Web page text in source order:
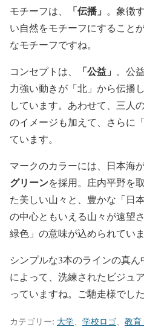
モチーフは、 「伝播」 。象徴
い自然をモチーフにすること
なモチーフですね。
コンセプトは、 「公益」 。公
力強い動きが「北」から伝播
しています。あわせて、三人
のイメージも加えて、さらに
ています。
マークのカラーには、日本海
グリーンを採用。庄内平野を
た美しい山々と、豊かな「日
の中心ともいえる山々が遠望
緑色」の意味が込められていま
シンプルな3本のラインの真
によって、洗練されたビジュ
っていますね。ご馳走様でし
カテゴリー: 大学 学校ロゴ 教育